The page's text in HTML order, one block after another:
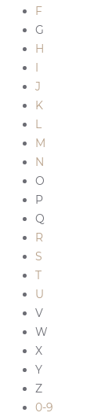
F
G
H
I
J
K
L
M
N
O
P
Q
R
S
T
U
V
W
X
Y
Z
0-9